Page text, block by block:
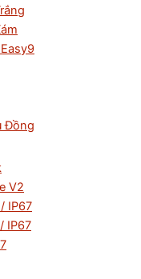
Đồng
V2
IP67
IP67